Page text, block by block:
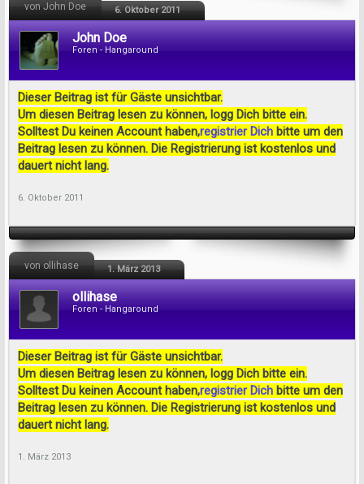
von John Doe 6. Oktober 2011
John Doe
Foren - Hangaround
Dieser Beitrag ist für Gäste unsichtbar.
Um diesen Beitrag lesen zu können, logg Dich bitte ein.
Solltest Du keinen Account haben,registrier Dich bitte um den
Beitrag lesen zu können. Die Registrierung ist kostenlos und
dauert nicht lang.
6. Oktober 2011
von ollihase 1. März 2013
ollihase
Foren - Hangaround
Dieser Beitrag ist für Gäste unsichtbar.
Um diesen Beitrag lesen zu können, logg Dich bitte ein.
Solltest Du keinen Account haben,registrier Dich bitte um den
Beitrag lesen zu können. Die Registrierung ist kostenlos und
dauert nicht lang.
1. März 2013